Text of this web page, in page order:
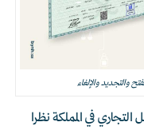
والتجديد والإلغاء
في المملكة نظرا